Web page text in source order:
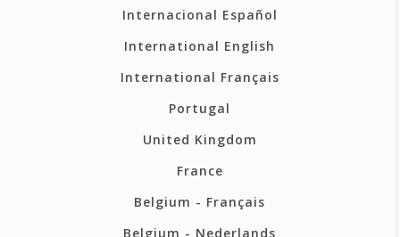
Internacional Español
International English
International Français
Portugal
United Kingdom
France
Belgium - Français
Belgium - Nederlands